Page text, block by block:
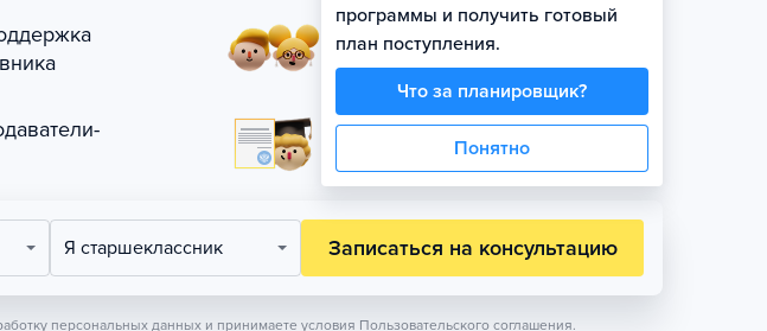
программы и получить готовый
план поступления.
Что за планировщик?
Понятно
Занятия в небольших
группах по уровню
Официальная гарантия
поступления на бюджет
Я старшеклассник Записаться на консультацию
персональных данных и принимаете условия Пользовательского соглашения.